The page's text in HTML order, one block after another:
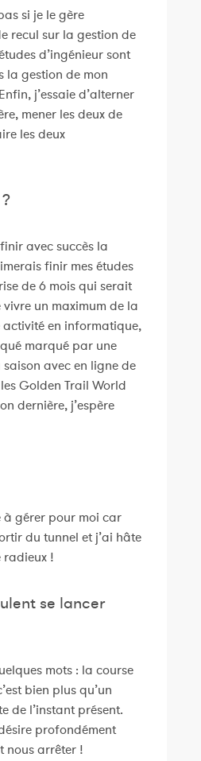
si je le gère
recul sur la gestion de
d’ingénieur sont
la gestion de mon
j’essaie d’alterner
mener les deux de
les deux
avec succès la
finir mes études
de 6 mois qui serait
un maximum de la
activité en informatique,
marqué par une
avec en ligne de
Golden Trail World
dernière, j’espère
à gérer pour moi car
du tunnel et j’ai hâte
!
se lancer
mots : la course
bien plus qu’un
de l’instant présent.
profondément
nous arrêter !